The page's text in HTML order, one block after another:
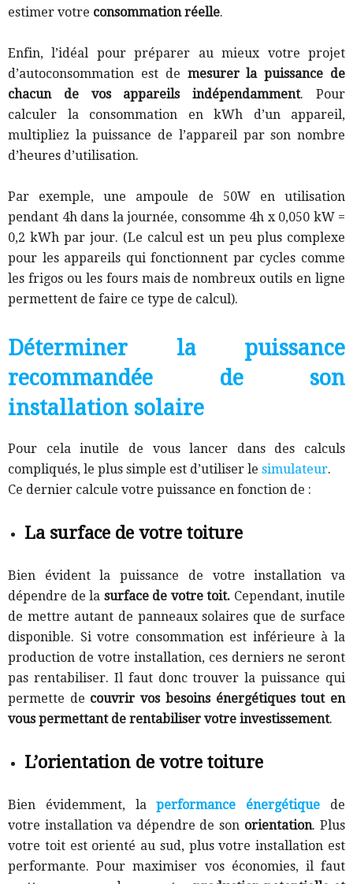
estimer votre consommation réelle.
Enfin, l’idéal pour préparer au mieux votre projet
d’autoconsommation est de mesurer la puissance de
chacun de vos appareils indépendamment. Pour
calculer la consommation en kWh d’un appareil,
multipliez la puissance de l’appareil par son nombre
d’heures d’utilisation.
Par exemple, une ampoule de 50W en utilisation
pendant 4h dans la journée, consomme 4h x 0,050 kW =
0,2 kWh par jour. (Le calcul est un peu plus complexe
pour les appareils qui fonctionnent par cycles comme
les frigos ou les fours mais de nombreux outils en ligne
permettent de faire ce type de calcul).
Déterminer la puissance
recommandée de son
installation solaire
Pour cela inutile de vous lancer dans des calculs
compliqués, le plus simple est d’utiliser le simulateur.
Ce dernier calcule votre puissance en fonction de :
La surface de votre toiture
Bien évident la puissance de votre installation va
dépendre de la surface de votre toit. Cependant, inutile
de mettre autant de panneaux solaires que de surface
disponible. Si votre consommation est inférieure à la
production de votre installation, ces derniers ne seront
pas rentabiliser. Il faut donc trouver la puissance qui
permette de couvrir vos besoins énergétiques tout en
vous permettant de rentabiliser votre investissement.
L’orientation de votre toiture
Bien évidemment, laperformance énergétique de
votre installation va dépendre de son orientation. Plus
votre toit est orienté au sud, plus votre installation est
performante. Pour maximiser vos économies, il faut